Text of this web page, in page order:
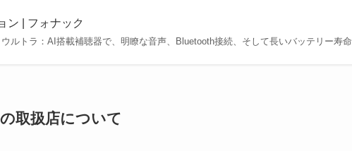
ン | フォナック
ルトラ：AI搭載補聴器で、明瞭な音声、Bluetooth接続、そして長いバッテリー寿命
取扱店について